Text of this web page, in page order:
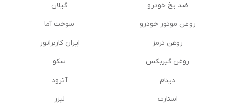
ضد یخ خودرو
روغن موتور خودرو
روغن ترمز
روغن گیربكس
دینام
استارت
گیلان
سوخت آما
ایران کاربراتور
سکو
آترود
لیزر